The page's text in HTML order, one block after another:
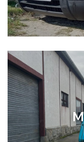
www.cineautos.com